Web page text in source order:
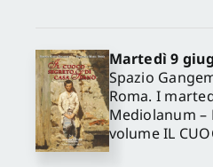
Martedì 9
Spazio
Roma. I
Mediolanum –
volume IL